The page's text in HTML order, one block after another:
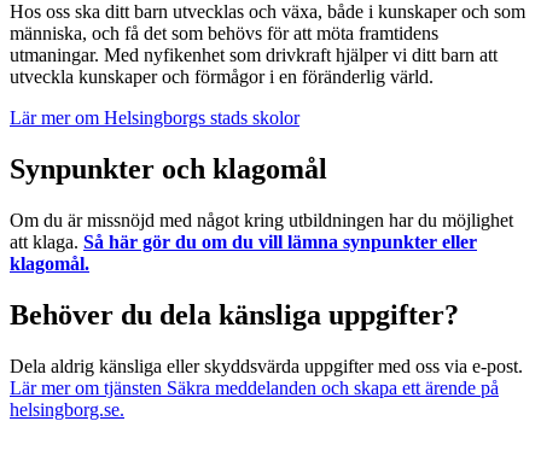
Hos oss ska ditt barn utvecklas och växa, både i kunskaper och som
människa, och få det som behövs för att möta framtidens
utmaningar. Med nyfikenhet som drivkraft hjälper vi ditt barn att
utveckla kunskaper och förmågor i en föränderlig värld.
Lär mer om Helsingborgs stads skolor
Synpunkter och klagomål
Om du är missnöjd med något kring utbildningen har du möjlighet
att klaga. Så här gör du om du vill lämna synpunkter eller
klagomål.
Behöver du dela känsliga uppgifter?
Dela aldrig känsliga eller skyddsvärda uppgifter med oss via e-post.
Lär mer om tjänsten Säkra meddelanden och skapa ett ärende på
helsingborg.se.